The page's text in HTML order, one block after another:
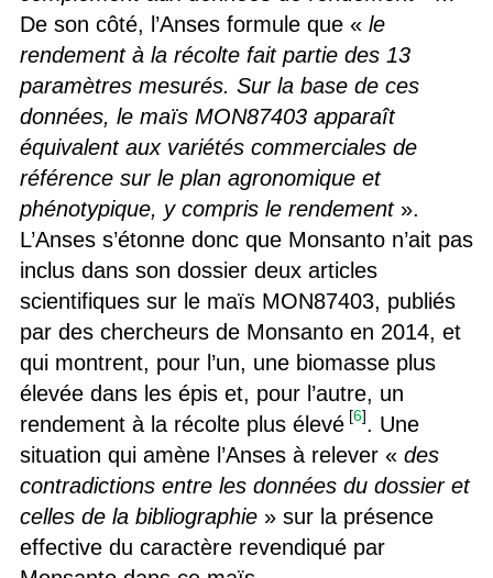
De son côté, l’Anses formule que « le
rendement à la récolte fait partie des 13
paramètres mesurés. Sur la base de ces
données, le maïs MON87403 apparaît
équivalent aux variétés commerciales de
référence sur le plan agronomique et
phénotypique, y compris le rendement».
L’Anses s’étonne donc que Monsanto n’ait pas
inclus dans son dossier deux articles
scientifiques sur le maïs MON87403, publiés
par des chercheurs de Monsanto en 2014, et
qui montrent, pour l’un, une biomasse plus
élevée dans les épis et, pour l’autre, un
rendement à la récolte plus élevé [6]. Une
situation qui amène l’Anses à relever « des
contradictions entre les données du dossier et
celles de la bibliographie» sur la présence
effective du caractère revendiqué par